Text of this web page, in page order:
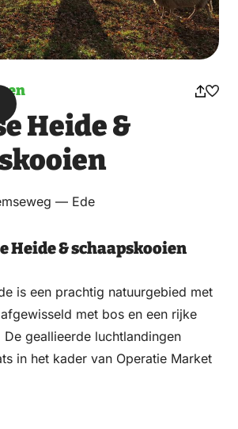
Heide &
— Ede
Heide & schaapskooien
is een prachtig natuurgebied met
met bos en een rijke
geallieerde luchtlandingen
in het kader van Operatie Market